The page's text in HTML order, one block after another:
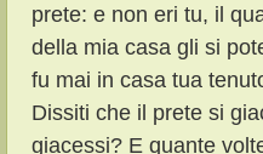
prete: e non eri tu, il
della mia casa gli si
fu mai in casa tua
Dissiti che il prete si
giacessi? E quante